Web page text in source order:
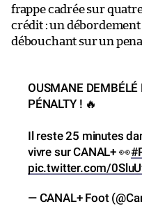
frappe cadrée sur
crédit : un
débouchant sur un
OUSMANE DEMBÉLÉ
PÉNALTY ! 🔥
Il reste 25 minutes
vivre sur CANAL+ 👀
pic.twitter.com/
— CANAL+ Foot